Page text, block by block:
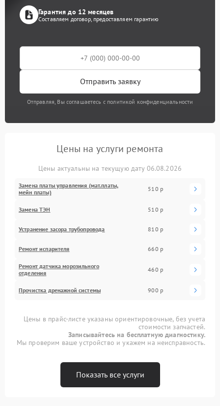
Гарантия до 12 месяцев
Составляем договор, предоставляем гарантию
Отправить заявку
Отправляя, Вы соглашаетесь с политикой конфиденциальности
Цены на услуги ремонта
Цены актуальны на текущую дату 06.08.2026
Замена платы управления (мат.платы,
мейн платы)
510 р
Замена ТЭН 510 р
Устранение засора трубопровода 810 р
Ремонт испарителя 660 р
Ремонт датчика морозильного
отделения
460 р
Прочистка дренажной системы 900 р
Цены в прайс-листе указаны ориентировочные, без учета
стоимости запчастей.
Записывайтесь на бесплатную диагностику.
Мы проверим ваше устройство и укажем на неисправность.
Показать все услуги